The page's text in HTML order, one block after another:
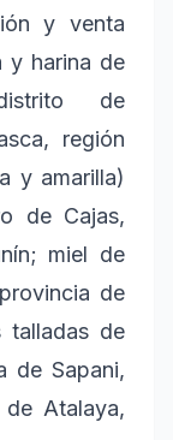
y venta
y harina de
de
región
y amarilla)
de Cajas,
miel de
de
talladas de
de Sapani,
Atalaya,